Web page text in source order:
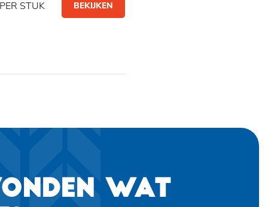
PER STUK BEKIJKEN
WAT